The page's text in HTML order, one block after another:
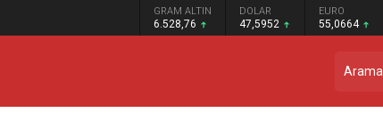
GRAM ALTIN
6.528,76
DOLAR
47,5952
EURO
55,0664